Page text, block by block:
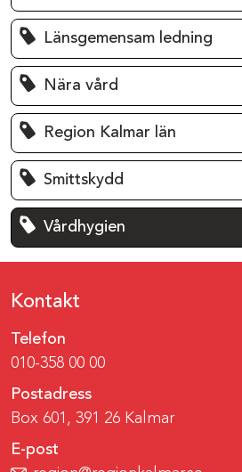
Länsgemensam ledning
Nära vård
Region Kalmar län
Smittskydd
Vårdhygien
Kontakt
Telefon
010-358 00 00
Postadress
Box 601, 391 26 Kalmar
E-post